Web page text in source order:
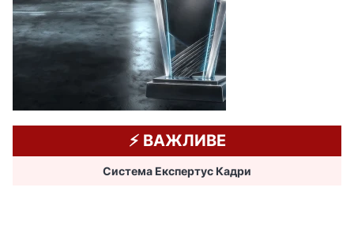
⚡️ ВАЖЛИВЕ
Система Експертус Кадри